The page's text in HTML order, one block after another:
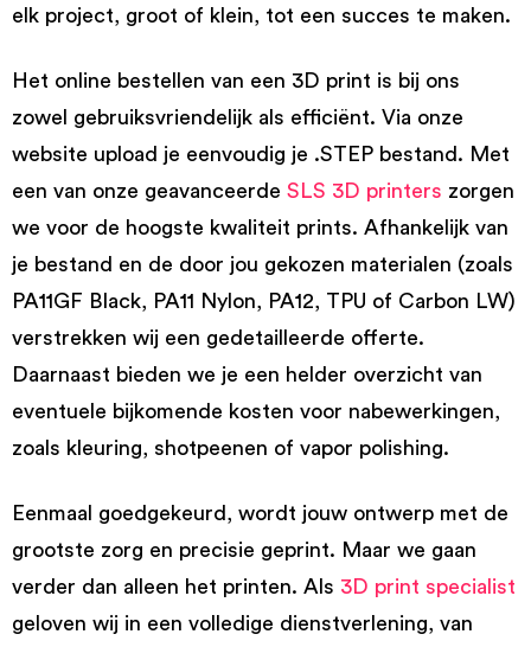
elk project, groot of klein, tot een succes te maken.
Het online bestellen van een 3D print is bij ons
zowel gebruiksvriendelijk als efficiënt. Via onze
website upload je eenvoudig je .STEP bestand. Met
een van onze geavanceerde SLS 3D printers zorgen
we voor de hoogste kwaliteit prints. Afhankelijk van
je bestand en de door jou gekozen materialen (zoals
PA11GF Black, PA11 Nylon, PA12, TPU of Carbon LW)
verstrekken wij een gedetailleerde offerte.
Daarnaast bieden we je een helder overzicht van
eventuele bijkomende kosten voor nabewerkingen,
zoals kleuring, shotpeenen of vapor polishing.
Eenmaal goedgekeurd, wordt jouw ontwerp met de
grootste zorg en precisie geprint. Maar we gaan
verder dan alleen het printen. Als 3D print specialist
geloven wij in een volledige dienstverlening, van